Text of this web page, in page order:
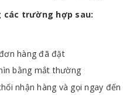
các trường hợp sau:
hàng đã đặt
bằng mắt thường
nhận hàng và gọi ngay